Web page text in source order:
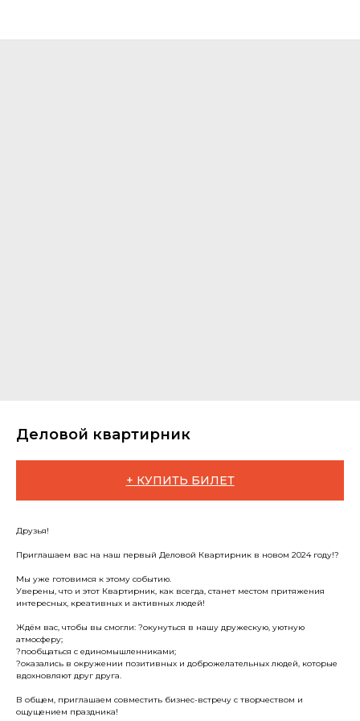
Деловой квартирник
+ КУПИТЬ БИЛЕТ
Друзья!
Приглашаем вас на наш первый Деловой Квартирник в новом 2024 году!?
Мы уже готовимся к этому событию.
Уверены, что и этот Квартирник, как всегда, станет местом притяжения
интересных, креативных и активных людей!
Ждём вас, чтобы вы смогли: ?окунуться в нашу дружескую, уютную
атмосферу;
?пообщаться с единомышленниками;
?оказались в окружении позитивных и доброжелательных людей, которые
вдохновляют друг друга.
В общем, приглашаем совместить бизнес-встречу с творчеством и
ощущением праздника!